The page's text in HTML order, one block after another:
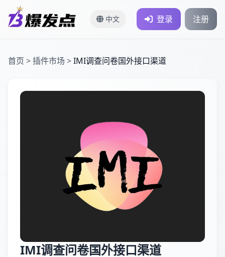
中文 登录 注册
首页 >插件市场 >IMI调查问卷国外接口渠道
IMI调查问卷国外接口渠道